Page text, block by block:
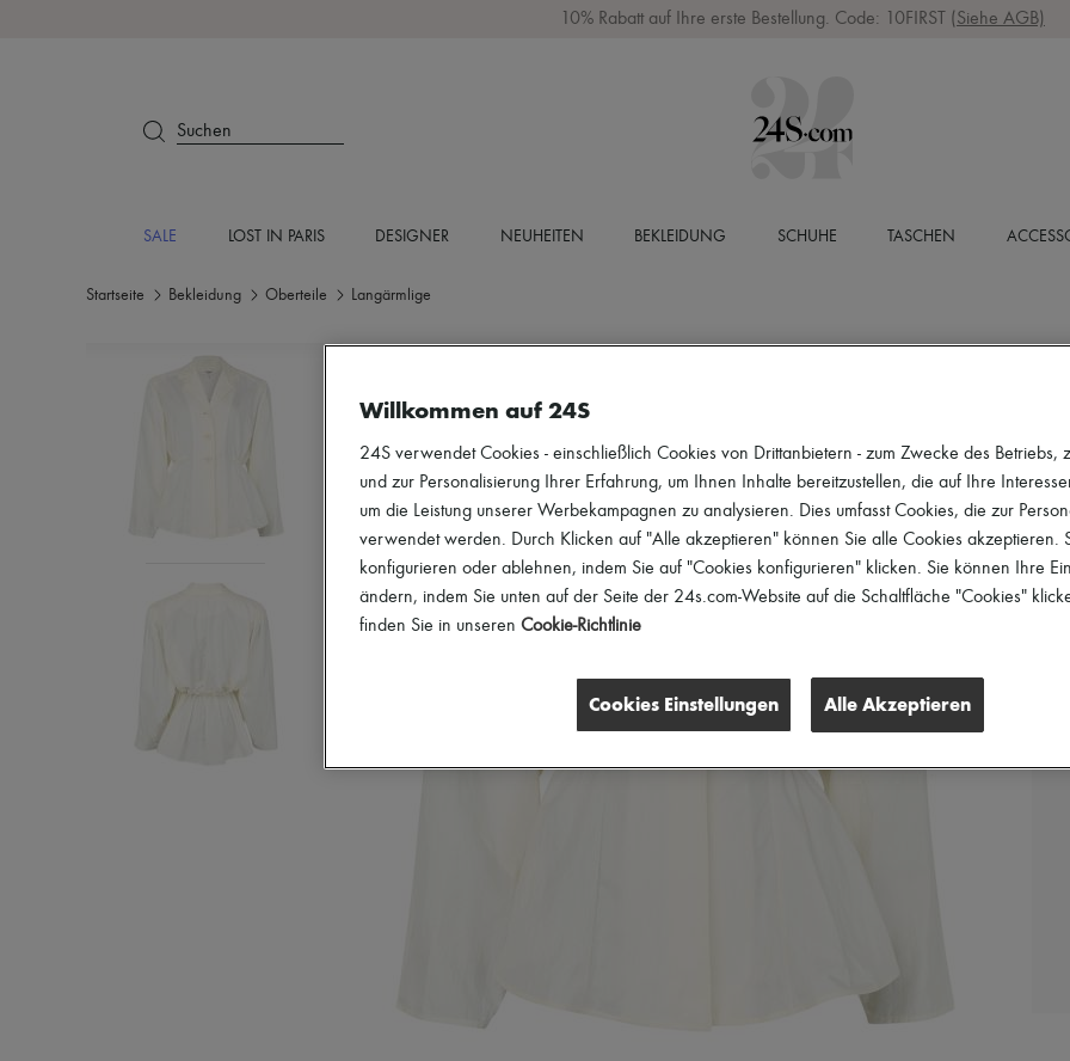
10% Rabatt auf Ihre erste Bestellung. Code: 10FIRST (Siehe AGB)
Suchen
SALE LOST IN PARIS DESIGNER NEUHEITEN BEKLEIDUNG SCHUHE TASCHEN
Startseite Bekleidung Oberteile Langärmlige
Willkommen auf 24S
24S verwendet Cookies - einschließlich Cookies von Drittanbietern - zum Zwecke des Betriebs,
und zur Personalisierung Ihrer Erfahrung, um Ihnen Inhalte bereitzustellen, die auf Ihre
um die Leistung unserer Werbekampagnen zu analysieren. Dies umfasst Cookies, die zur
verwendet werden. Durch Klicken auf "Alle akzeptieren" können Sie alle Cookies akzeptieren.
konfigurieren oder ablehnen, indem Sie auf "Cookies konfigurieren" klicken. Sie können Ihre
ändern, indem Sie unten auf der Seite der 24s.com-Website auf die Schaltfläche "Cookies"
finden Sie in unseren Cookie-Richtlinie
Cookies Einstellungen Alle Akzeptieren